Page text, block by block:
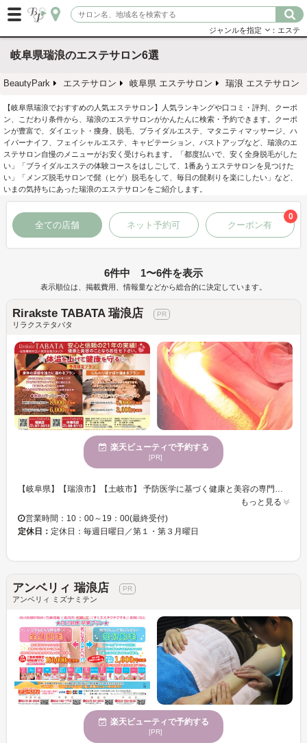
ジャンルを指定 ：エステ
岐阜県瑞浪のエステサロン6選
BeautyPark エステサロン 岐阜県 エステサロン 瑞浪 エステサロン
【岐阜県瑞浪でおすすめの人気エステサロン】人気ランキングや口コミ・評判、クーポ
ン、こだわり条件から、瑞浪のエステサロンがかんたんに検索・予約できます。クーポ
ンが豊富で、ダイエット・痩身、脱毛、ブライダルエステ、マタニティマッサージ、ハ
イパーナイフ、フェイシャルエステ、キャビテーション、バストアップなど、瑞浪のエ
ステサロン自慢のメニューがお安く受けられます。「都度払いで、安く全身脱毛がした
い」「ブライダルエステの体験コースをはしごして、1番あうエステサロンを見つけた
い」「メンズ脱毛サロンで髭（ヒゲ）脱毛をして、毎日の髭剃りを楽にしたい」など、
いまの気持ちにあった瑞浪のエステサロンをご紹介します。
全ての店舗 ネット予約可 クーポン有
0
6件中 1〜6件を表示
表示順位は、掲載費用、情報量などから総合的に決定しています。
Rirakste TABATA 瑞浪店
リラクステタバタ
楽天ビューティで予約する
[PR]
【岐阜県】【瑞浪市】【土岐市】 予防医学に基づく健康と美容の専門店 Rirakste TABATA 瑞浪店「リラクステタバタ」 【下沖町】【土岐市】【創業２３年】【女性限定】 女性の様々な悩みに『田畑流』技術にて全力全開でお応えしております。スタッフの本気さを感じて頂けると思います。 女性スタッフによる、女性専用のサロンです。人目が気にならない、隠れ家的なサロンです。（※場所がわかりにくい時はご連絡ください） 「全ての女性の笑顔の為に」☆研究し続け23年、独自の技術『田畑流』超技術で、施術致します★何処へ行っても、何をやっても、何度トライしても、上手くいかなかったダイエットや疲労回復・身体ケアや妊活などでお悩みの方に、全力でサポートし、マタニティの方も専用メニューで心地よくご来店頂けます。 骨盤が気になる方にも骨盤をしっかり丁寧にお手入れします。疲労感が気になる方！疲労を芯から絞り出し全身の疲れを緩和してくれます♪ ぜひ、一度足を運んでみてはいかがですか？？
もっと見る
営業時間：10：00～19：00(最終受付)
定休日： 定休日：毎週日曜日／第１・第３月曜日
アンベリィ 瑞浪店
アンベリィ ミズナミテン
楽天ビューティで予約する
[PR]